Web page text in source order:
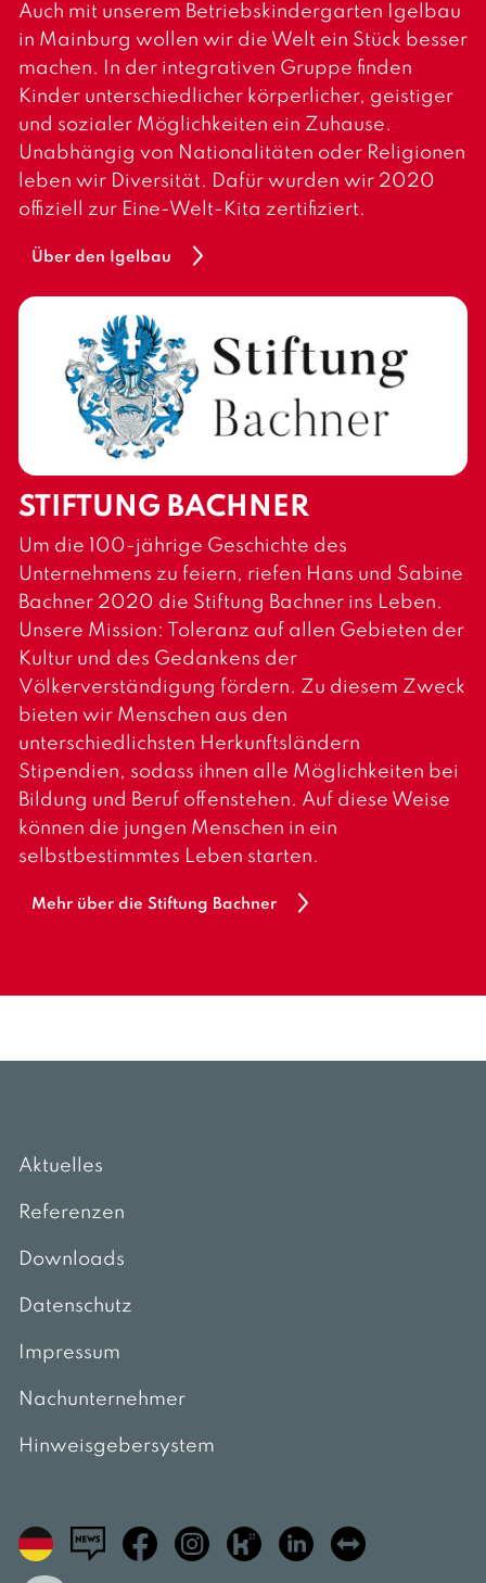
Auch mit unserem Betriebskindergarten Igelbau
in Mainburg wollen wir die Welt ein Stück besser
machen. In der integrativen Gruppe finden
Kinder unterschiedlicher körperlicher, geistiger
und sozialer Möglichkeiten ein Zuhause.
Unabhängig von Nationalitäten oder Religionen
leben wir Diversität. Dafür wurden wir 2020
offiziell zur Eine-Welt-Kita zertifiziert.
Über den Igelbau
STIFTUNG BACHNER
Um die 100-jährige Geschichte des
Unternehmens zu feiern, riefen Hans und Sabine
Bachner 2020 die Stiftung Bachner ins Leben.
Unsere Mission: Toleranz auf allen Gebieten der
Kultur und des Gedankens der
Völkerverständigung fördern. Zu diesem Zweck
bieten wir Menschen aus den
unterschiedlichsten Herkunftsländern
Stipendien, sodass ihnen alle Möglichkeiten bei
Bildung und Beruf offenstehen. Auf diese Weise
können die jungen Menschen in ein
selbstbestimmtes Leben starten.
Mehr über die Stiftung Bachner
Aktuelles
Referenzen
Downloads
Datenschutz
Impressum
Nachunternehmer
Hinweisgebersystem